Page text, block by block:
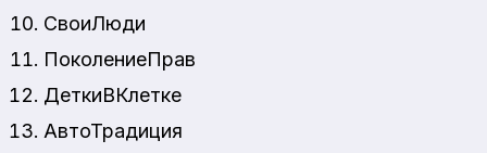
СвоиЛюди
ПоколениеПрав
ДеткиВКлетке
АвтоТрадиция